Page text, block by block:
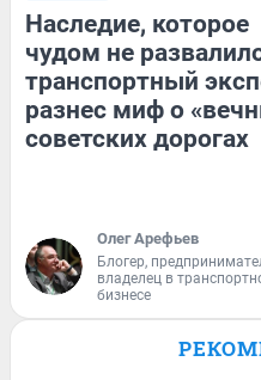
Наследие, которое
чудом не
транспортный
разнес миф о
советских дорогах
Олег Арефьев
Блогер,
владелец в
бизнесе